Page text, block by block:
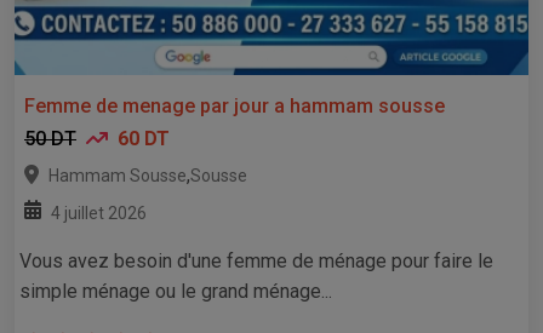
Femme de menage par jour a hammam sousse
50 DT
60 DT
Hammam Sousse,Sousse
4 juillet 2026
Vous avez besoin d'une femme de ménage pour faire le
simple ménage ou le grand ménage...